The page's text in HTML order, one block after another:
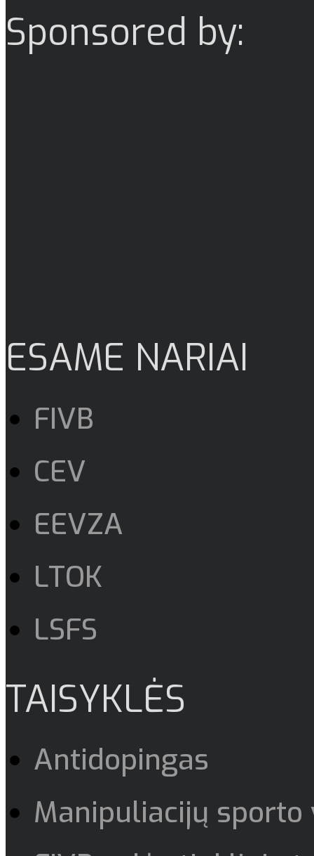
Sponsored by:
ESAME NARIAI
FIVB
CEV
EEVZA
LTOK
LSFS
TAISYKLĖS
Antidopingas
Manipuliacijų